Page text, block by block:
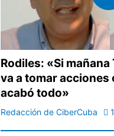
Rodiles: «Si
va a tomar acciones
acabó todo»
Redacción de CiberCuba